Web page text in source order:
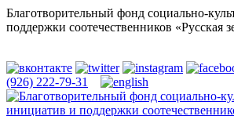
Благотворительный фонд социально-
поддержки соотечественников «Русская
(926) 222-79-31